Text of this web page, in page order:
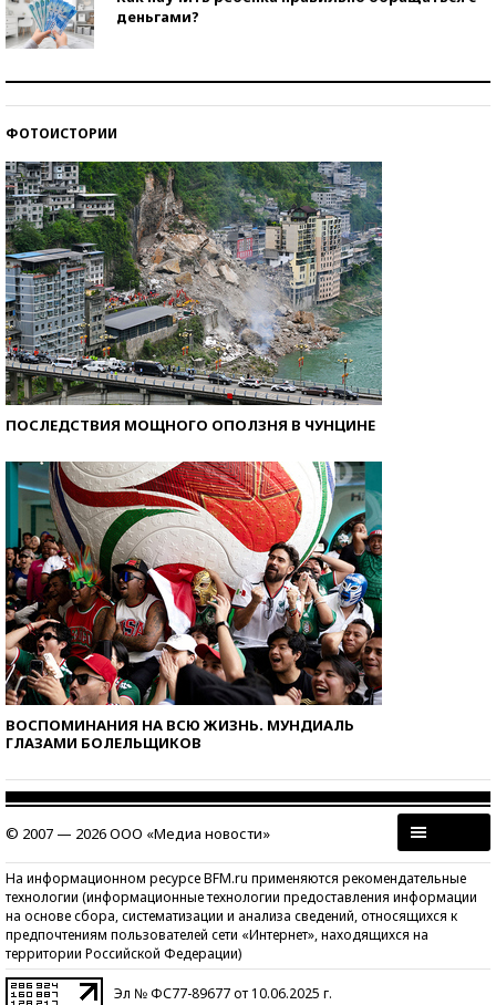
деньгами?
ФОТОИСТОРИИ
ПОСЛЕДСТВИЯ МОЩНОГО ОПОЛЗНЯ В ЧУНЦИНЕ
ВОСПОМИНАНИЯ НА ВСЮ ЖИЗНЬ. МУНДИАЛЬ
ГЛАЗАМИ БОЛЕЛЬЩИКОВ
© 2007 — 2026 ООО «Медиа новости»
На информационном ресурсе BFM.ru применяются рекомендательные
технологии (информационные технологии предоставления информации
на основе сбора, систематизации и анализа сведений, относящихся к
предпочтениям пользователей сети «Интернет», находящихся на
территории Российской Федерации)
Эл № ФС77-89677 от 10.06.2025 г.